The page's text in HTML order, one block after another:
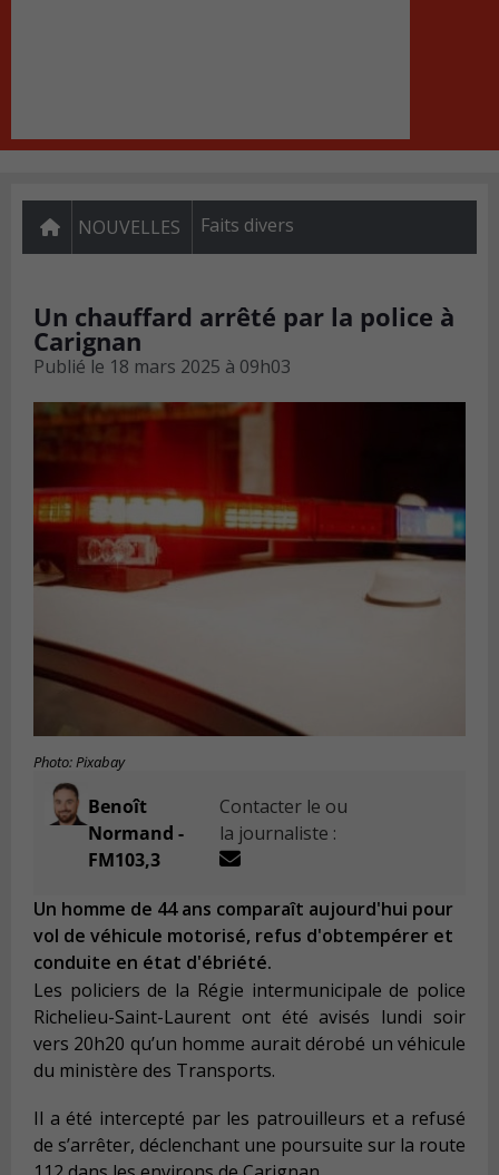
NOUVELLES Faits divers
Un chauffard arrêté par la police à
Carignan
Publié le 18 mars 2025 à 09h03
Photo: Pixabay
Benoît
Normand -
FM103,3
Contacter le ou
la journaliste :
Un homme de 44 ans comparaît aujourd'hui pour
vol de véhicule motorisé, refus d'obtempérer et
conduite en état d'ébriété.
Les policiers de la Régie intermunicipale de police
Richelieu-Saint-Laurent ont été avisés lundi soir
vers 20h20 qu’un homme aurait dérobé un véhicule
du ministère des Transports.
Il a été intercepté par les patrouilleurs et a refusé
de s’arrêter, déclenchant une poursuite sur la route